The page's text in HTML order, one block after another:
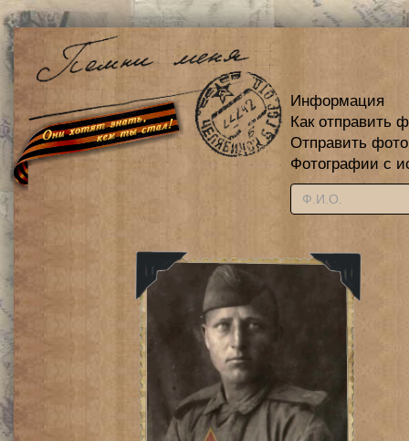
Информация
Как отправить
Отправить
Фотографии с